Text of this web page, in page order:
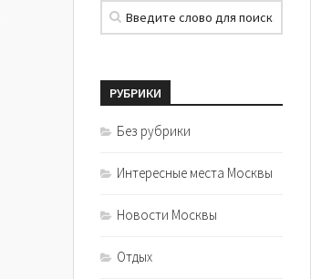
РУБРИКИ
Без рубрики
Интересные места Москвы
Новости Москвы
Отдых